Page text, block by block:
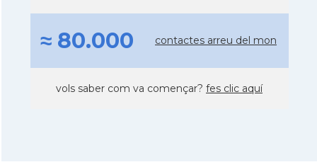
≈ 80.000 contactes arreu del mon
vols saber com va començar? fes clic aquí